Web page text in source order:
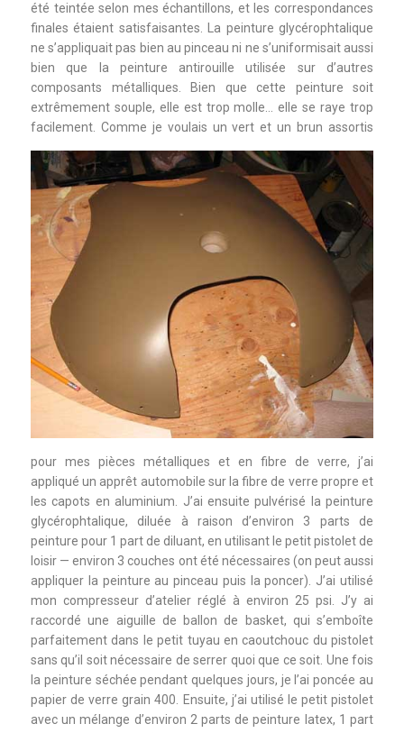
été teintée selon mes échantillons, et les correspondances
finales étaient satisfaisantes. La peinture glycérophtalique
ne s’appliquait pas bien au pinceau ni ne s’uniformisait aussi
bien que la peinture antirouille utilisée sur d’autres
composants métalliques. Bien que cette peinture soit
extrêmement souple, elle est trop molle… elle se raye trop
facilement. Comme je voulais un vert et un brun assortis
pour mes pièces métalliques et en fibre de verre, j’ai
appliqué un apprêt automobile sur la fibre de verre propre et
les capots en aluminium. J’ai ensuite pulvérisé la peinture
glycérophtalique, diluée à raison d’environ 3 parts de
peinture pour 1 part de diluant, en utilisant le petit pistolet de
loisir — environ 3 couches ont été nécessaires (on peut aussi
appliquer la peinture au pinceau puis la poncer). J’ai utilisé
mon compresseur d’atelier réglé à environ 25 psi. J’y ai
raccordé une aiguille de ballon de basket, qui s’emboîte
parfaitement dans le petit tuyau en caoutchouc du pistolet
sans qu’il soit nécessaire de serrer quoi que ce soit. Une fois
la peinture séchée pendant quelques jours, je l’ai poncée au
papier de verre grain 400. Ensuite, j’ai utilisé le petit pistolet
avec un mélange d’environ 2 parts de peinture latex, 1 part